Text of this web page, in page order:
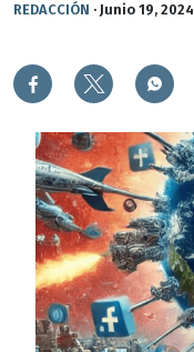
REDACCIÓN · Junio 19, 2024